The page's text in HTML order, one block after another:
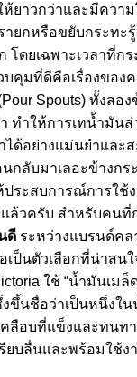
ยาวกว่าและมีควา
ายกหรือขยับกระทะ
โดยเฉพาะเวลาที่ก
บคุมที่ดีคือเรื่องของ
Spouts) ทั้งสอ
ทำให้การเทน้ำมันส่
ด้อย่างแม่นยำและ
ลับมาเลอะข้างกร
ประสบการณ์การใช้
ล้วครับ สำหรับคนที่
ดี ระหว่างแบรนด์ค
เป็นตัวเลือกที่น่าสน
ใช้ “น้ำมันเมล็
งขึ้นชื่อว่าเป็นหนึ่งใ
คลือบที่แข็งและทนท
ยบลื่นและพร้อมใช้ง